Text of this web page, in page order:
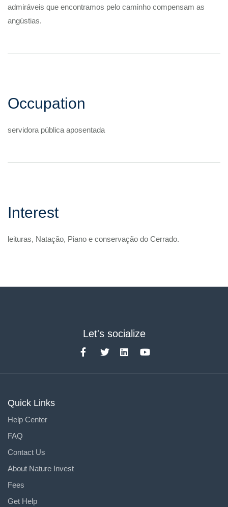
admiráveis que encontramos pelo caminho compensam as
angústias.
Occupation
servidora pública aposentada
Interest
leituras, Natação, Piano e conservação do Cerrado.
Let's socialize
Quick Links
Help Center
FAQ
Contact Us
About Nature Invest
Fees
Get Help